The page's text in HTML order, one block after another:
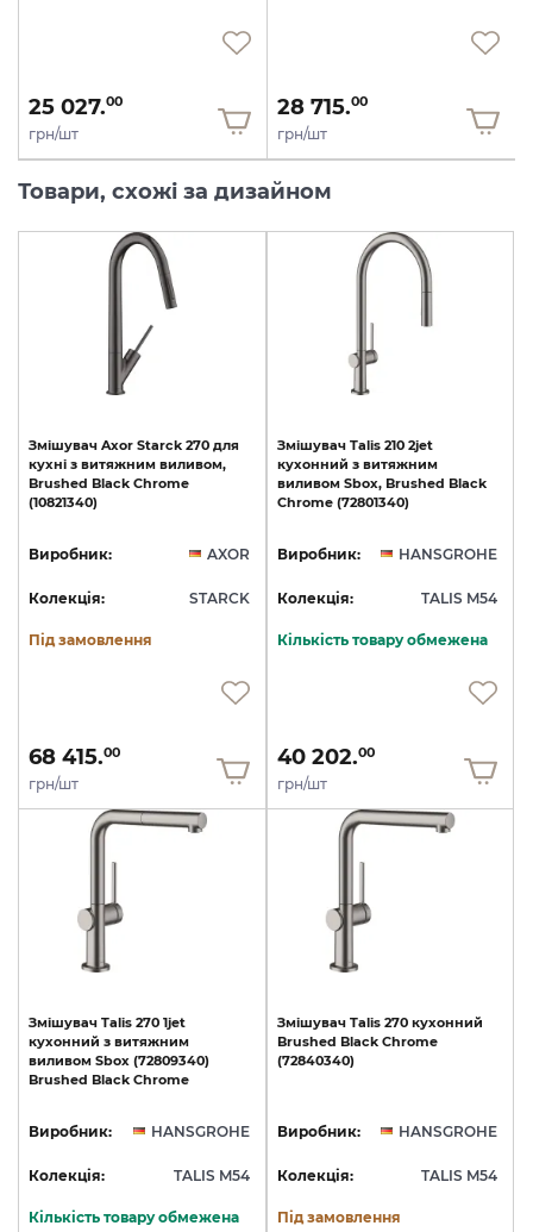
25 027.00
грн/шт
28 715.00
грн/шт
Товари, схожі за дизайном
Змішувач Axor Starck 270 для
кухні з витяжним виливом,
Brushed Black Chrome
(10821340)
Виробник: AXOR
Колекція: STARCK
Під замовлення
68 415.00
грн/шт
Змішувач Talis 210 2jet
кухонний з витяжним
виливом Sbox, Brushed Black
Chrome (72801340)
Виробник: HANSGROHE
Колекція: TALIS M54
Кількість товару обмежена
40 202.00
грн/шт
Змішувач Talis 270 1jet
кухонний з витяжним
виливом Sbox (72809340)
Brushed Black Chrome
Виробник: HANSGROHE
Колекція: TALIS M54
Кількість товару обмежена
Змішувач Talis 270 кухонний
Brushed Black Chrome
(72840340)
Виробник: HANSGROHE
Колекція: TALIS M54
Під замовлення